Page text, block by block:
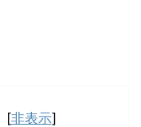
[非表示]